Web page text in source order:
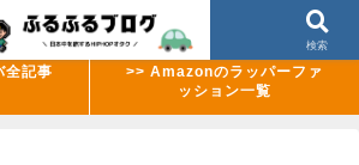
】ABEMAのMCバトル配信ラッシュまとめ
全記事
>> Amazonのラッパーファ
ッション一覧
検索